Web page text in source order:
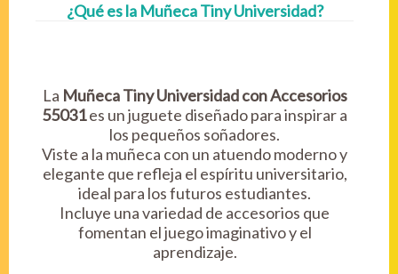
¿Qué es la Muñeca Tiny Universidad?
La Muñeca Tiny Universidad con Accesorios
55031es un juguete diseñado para inspirar a
los pequeños soñadores.
Viste a la muñeca con un atuendo moderno y
elegante que refleja el espíritu universitario,
ideal para los futuros estudiantes.
Incluye una variedad de accesorios que
fomentan el juego imaginativo y el
aprendizaje.